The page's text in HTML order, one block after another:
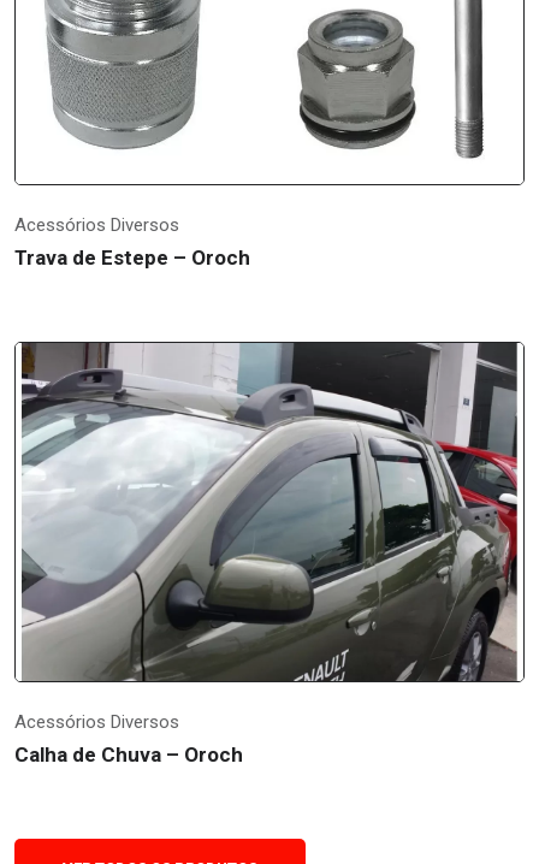
Acessórios Diversos
Trava de Estepe – Oroch
Acessórios Diversos
Calha de Chuva – Oroch